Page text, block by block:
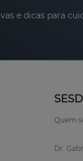
e dicas para
Quem
Dr.